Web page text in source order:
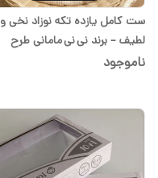
ست کامل یازده تکه نوزاد نخی و
لطیف – برند نی نی مامانی طرح
خرگوش کرم در سیسمونی شیدا
ناموجود